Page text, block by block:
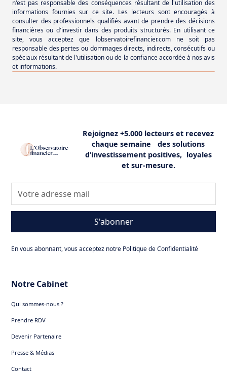
n'est pas responsable des conséquences résultant de l'utilisation des
informations fournies sur ce site. Les lecteurs sont encouragés à
consulter des professionnels qualifiés avant de prendre des décisions
financières ou d'investir dans des produits structurés. En utilisant ce
site, vous acceptez que lobservatoirefinancier.com ne soit pas
responsable des pertes ou dommages directs, indirects, consécutifs ou
spéciaux résultant de l'utilisation ou de la confiance accordée à nos avis
et informations.
Rejoignez +5.000 lecteurs et recevez
chaque semaine des solutions
d’investissement positives, loyales
et sur-mesure.
S'abonner
En vous abonnant, vous acceptez notre Politique de Confidentialité
Notre Cabinet
Qui sommes-nous ?
Prendre RDV
Devenir Partenaire
Presse & Médias
Contact